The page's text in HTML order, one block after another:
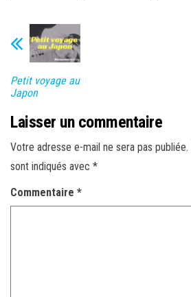
Petit voyage au
Japon
Laisser un commentaire
Votre adresse e-mail ne sera pas publiée.
sont indiqués avec *
Commentaire *